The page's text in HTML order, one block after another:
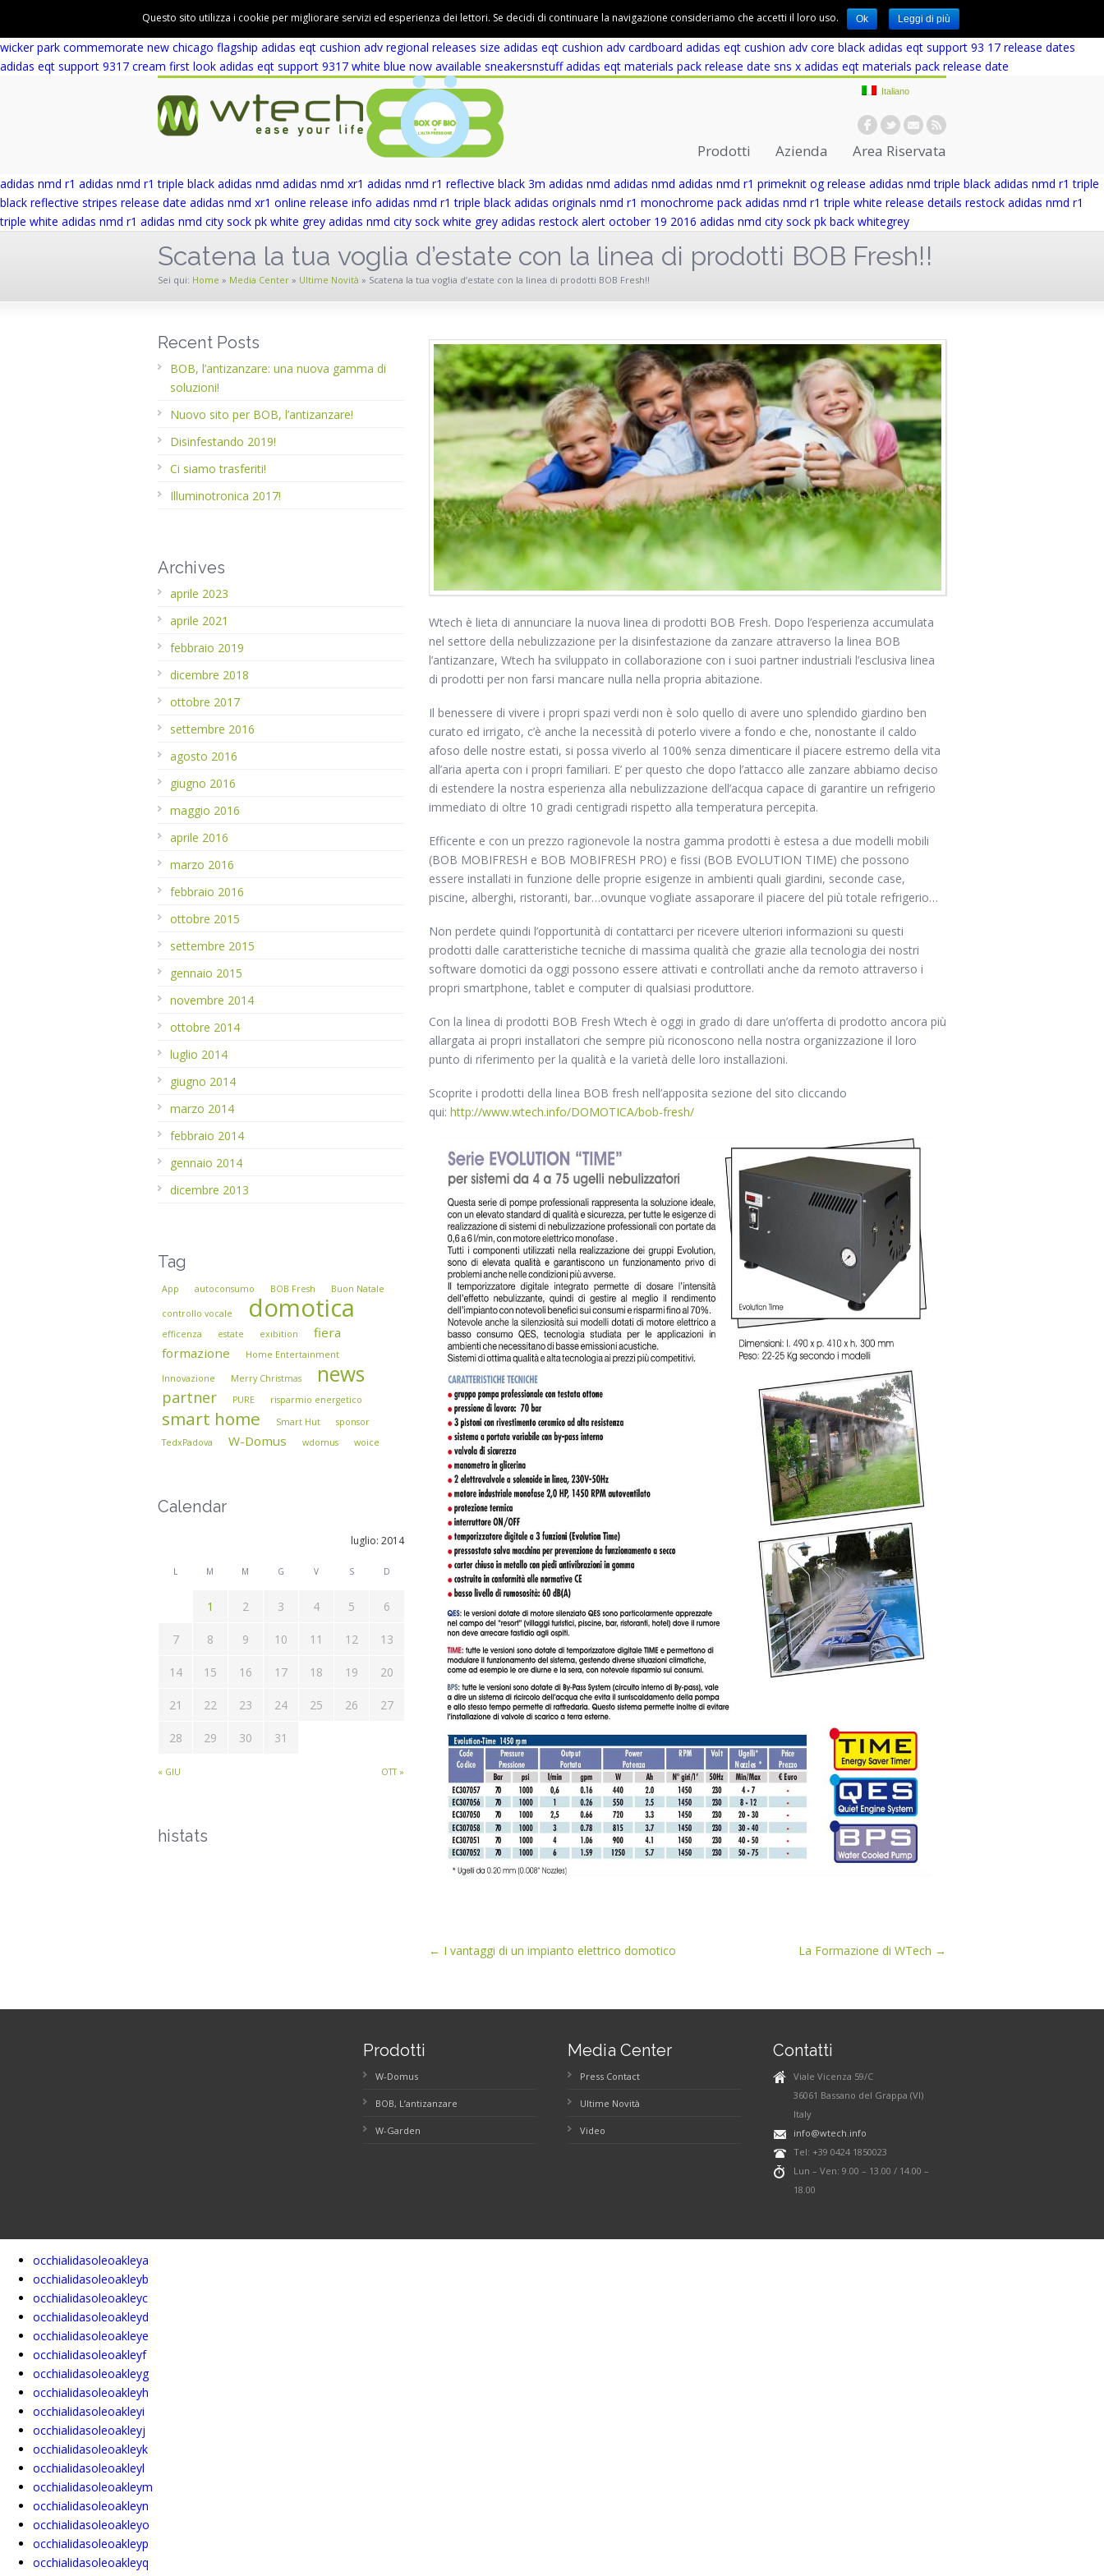
adidas eqt support 93 winter wool release date adidas eqt support rf olive green core black perfect for fallwinter adidas eqt cushion adv adidas eqt cushion adv first look adidas eqt cushion adv blue europe
adidas eqt cushion adv first look
adidas eqt adv support adidas eqt support adv wicker park adidas eqt support adv wicker park adidas eqt support adv wicker park adidas designed eqt support adv
wicker park commemorate new chicago flagship adidas eqt cushion adv regional releases size adidas eqt cushion adv cardboard adidas eqt cushion adv core black adidas eqt support 93 17 release dates
adidas eqt support 9317 cream first look adidas eqt support 9317 white blue now available sneakersnstuff adidas eqt materials pack release date sns x adidas eqt materials pack release date
Italiano
Prodotti Azienda Area Riservata
adidas nmd r1 adidas nmd r1 triple black adidas nmd adidas nmd xr1 adidas nmd r1 reflective black 3m adidas nmd adidas nmd adidas nmd r1 primeknit og release adidas nmd triple black adidas nmd r1 triple
black reflective stripes release date adidas nmd xr1 online release info adidas nmd r1 triple black adidas originals nmd r1 monochrome pack adidas nmd r1 triple white release details restock adidas nmd r1
triple white adidas nmd r1 adidas nmd city sock pk white grey adidas nmd city sock white grey adidas restock alert october 19 2016 adidas nmd city sock pk back whitegrey
Scatena la tua voglia d’estate con la linea di prodotti BOB Fresh!!
Sei qui: Home » Media Center » Ultime Novità » Scatena la tua voglia d’estate con la linea di prodotti BOB Fresh!!
Wtech è lieta di annunciare la nuova linea di prodotti BOB Fresh. Dopo l’esperienza accumulata
nel settore della nebulizzazione per la disinfestazione da zanzare attraverso la linea BOB
l’antizanzare, Wtech ha sviluppato in collaborazione con i suoi partner industriali l’esclusiva linea
di prodotti per non farsi mancare nulla nella propria abitazione.
Il benessere di vivere i propri spazi verdi non è solo quello di avere uno splendido giardino ben
curato ed irrigato, c’è anche la necessità di poterlo vivere a fondo e che, nonostante il caldo
afoso delle nostre estati, si possa viverlo al 100% senza dimenticare il piacere estremo della vita
all’aria aperta con i propri familiari. E’ per questo che dopo l’attacco alle zanzare abbiamo deciso
di estendere la nostra esperienza alla nebulizzazione dell’acqua capace di garantire un refrigerio
immediato di oltre 10 gradi centigradi rispetto alla temperatura percepita.
Efficente e con un prezzo ragionevole la nostra gamma prodotti è estesa a due modelli mobili
(BOB MOBIFRESH e BOB MOBIFRESH PRO) e fissi (BOB EVOLUTION TIME) che possono
essere installati in funzione delle proprie esigenze in ambienti quali giardini, seconde case,
piscine, alberghi, ristoranti, bar…ovunque vogliate assaporare il piacere del più totale refrigerio…
Non perdete quindi l’opportunità di contattarci per ricevere ulteriori informazioni su questi
prodotti dalle caratteristiche tecniche di massima qualità che grazie alla tecnologia dei nostri
software domotici da oggi possono essere attivati e controllati anche da remoto attraverso i
propri smartphone, tablet e computer di qualsiasi produttore.
Con la linea di prodotti BOB Fresh Wtech è oggi in grado di dare un’offerta di prodotto ancora più
allargata ai propri installatori che sempre più riconoscono nella nostra organizzazione il loro
punto di riferimento per la qualità e la varietà delle loro installazioni.
Scoprite i prodotti della linea BOB fresh nell’apposita sezione del sito cliccando
qui: http://www.wtech.info/DOMOTICA/bob-fresh/
← I vantaggi di un impianto elettrico domotico La Formazione di WTech →
Recent Posts
BOB, l’antizanzare: una nuova gamma di
soluzioni!
Nuovo sito per BOB, l’antizanzare!
Disinfestando 2019!
Ci siamo trasferiti!
Illuminotronica 2017!
Archives
aprile 2023
aprile 2021
febbraio 2019
dicembre 2018
ottobre 2017
settembre 2016
agosto 2016
giugno 2016
maggio 2016
aprile 2016
marzo 2016
febbraio 2016
ottobre 2015
settembre 2015
gennaio 2015
novembre 2014
ottobre 2014
luglio 2014
giugno 2014
marzo 2014
febbraio 2014
gennaio 2014
dicembre 2013
Tag
App autoconsumo BOB Fresh Buon Natale
controllo vocale domotica
efficenza estate exibition
fiera
formazione
Home Entertainment
Innovazione Merry Christmas news
partner PURE risparmio energetico
smart home Smart Hut
sponsor
TedxPadova
W-Domus wdomus woice
Calendar
luglio: 2014
L M M G V S D
« GIU OTT »
1 2 3 4 5 6
7 8 9 10 11 12 13
14 15 16 17 18 19 20
21 22 23 24 25 26 27
28 29 30 31
histats
Prodotti
W-Domus
BOB, L’antizanzare
W-Garden
Media Center
Press Contact
Ultime Novità
Video
Contatti
Viale Vicenza 59/C
36061 Bassano del Grappa (VI)
Italy
info@wtech.info
Tel: +39 0424 1850023
Lun – Ven: 9.00 – 13.00 / 14.00 –
18.00
occhialidasoleoakleya
occhialidasoleoakleyb
occhialidasoleoakleyc
occhialidasoleoakleyd
occhialidasoleoakleye
occhialidasoleoakleyf
occhialidasoleoakleyg
occhialidasoleoakleyh
occhialidasoleoakleyi
occhialidasoleoakleyj
occhialidasoleoakleyk
occhialidasoleoakleyl
occhialidasoleoakleym
occhialidasoleoakleyn
occhialidasoleoakleyo
occhialidasoleoakleyp
occhialidasoleoakleyq
Questo sito utilizza i cookie per migliorare servizi ed esperienza dei lettori. Se decidi di continuare la navigazione consideriamo che accetti il loro uso. Ok Leggi di più